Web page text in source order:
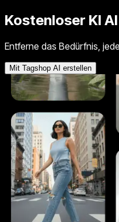
Kostenloser KI
Entferne das Bedürfnis,
Mit Tagshop AI erstellen